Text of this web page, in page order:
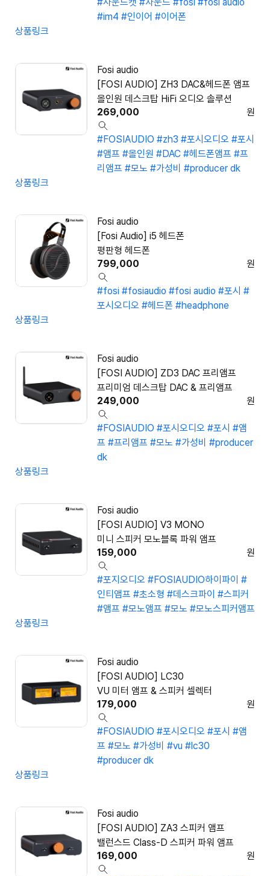
#im4 #인이어 #이어폰
상품링크
Fosi audio
[FOSI AUDIO] ZH3 DAC&헤드폰 앰프
올인원 데스크탑 HiFi 오디오 솔루션
269,000
원
#FOSIAUDIO #zh3 #포시오디오 #포시
#앰프 #올인원 #DAC #헤드폰앰프 #프
리앰프 #모노 #가성비 #producer dk
상품링크
Fosi audio
[Fosi Audio] i5 헤드폰
평판형 헤드폰
799,000
원
#fosi #fosiaudio #fosi audio #포시 #
포시오디오 #헤드폰 #headphone
상품링크
Fosi audio
[FOSI AUDIO] ZD3 DAC 프리앰프
프리미엄 데스크탑 DAC & 프리앰프
249,000
원
#FOSIAUDIO #포시오디오 #포시 #앰
프 #프리앰프 #모노 #가성비 #producer
dk
상품링크
Fosi audio
[FOSI AUDIO] V3 MONO
미니 스피커 모노블록 파워 앰프
159,000
원
#포지오디오 #FOSIAUDIO하이파이 #
인티앰프 #초소형 #데스크파이 #스피커
#앰프 #모노앰프 #모노 #모노스피커앰프
상품링크
Fosi audio
[FOSI AUDIO] LC30
VU 미터 앰프 & 스피커 셀렉터
179,000
원
#FOSIAUDIO #포시오디오 #포시 #앰
프 #모노 #가성비 #vu #lc30
#producer dk
상품링크
Fosi audio
[FOSI AUDIO] ZA3 스피커 앰프
밸런스드 Class-D 스피커 파워 앰프
169,000
원